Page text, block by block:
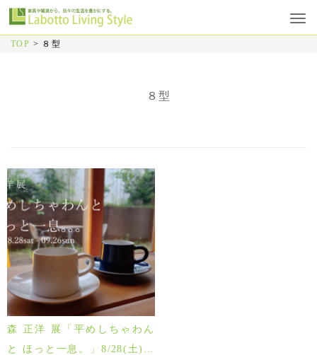
TOP > ８型
８型
森 正洋 展「平めしちゃわん
と ほっと一息。」8/28(土)～